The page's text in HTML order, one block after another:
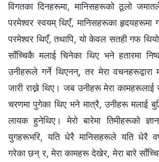
विगतका दिनहरूमा, मानिसहरूको ठूलो
परमेश्‍वर स्वयम् थिएँ, मानिसहरूका हृदयहरूमा
परमेश्‍वर थिएँ, तथापि, यो केवल सतही गफ
साँच्चिकै मलाई चिनेका थिए भने हतारमा
उनीहरूले गर्ने थिएनन्, तर मेरा वचनहरूद्वारा
जारी राख्ने थिए। जब उनीहरू मेरा
चरणमा पुगेका थिए भने मात्रै, उनीहरू मलाई
लायक हुनेथिए। मेरो बारेमा तिमीहरूको
युगहरूभरि, यति धेरै मानिसहरूले यति धेरै
गरेका छन् र, मेरा कामहरू देखेर, मेरा बारे